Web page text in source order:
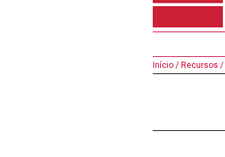
Início / Recursos /